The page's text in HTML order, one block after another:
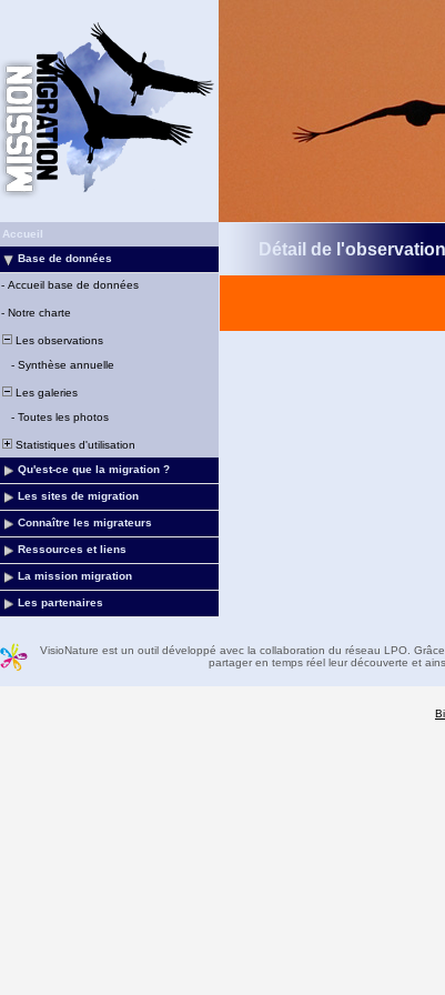
Accueil
Base de données
- Accueil base de données
- Notre charte
Les observations
- Synthèse annuelle
Les galeries
- Toutes les photos
Statistiques d'utilisation
Qu'est-ce que la migration ?
Les sites de migration
Connaître les migrateurs
Ressources et liens
La mission migration
Les partenaires
Détail de l'observation
VisioNature est un outil développé avec la collaboration du réseau LPO.
partager en temps réel leur découverte et